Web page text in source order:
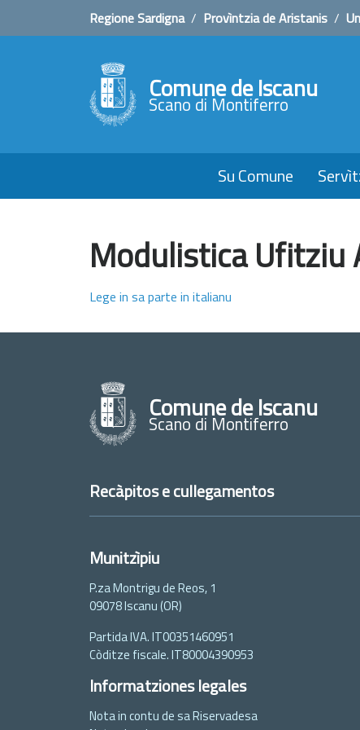
Regione Sardigna/ Provìntzia de Aristanis /
Comune de Iscanu
Scano di Montiferro
Su Comune
Modulistica Ufitziu
Lege in sa parte in italianu
Comune de Iscanu
Scano di Montiferro
Recàpitos e cullegamentos
Munitzìpiu
P.za Montrigu de Reos, 1
09078 Iscanu (OR)
Partida IVA. IT00351460951
Còditze fiscale. IT80004390953
Informatziones legales
Nota in contu de sa Riservadesa